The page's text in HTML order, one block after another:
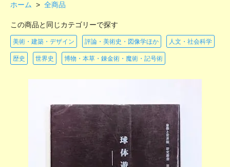
ホーム > 全商品
この商品と同じカテゴリーで探す
美術・建築・デザイン 評論・美術史・図像学ほか 人文・社会科学
歴史 世界史 博物・本草・錬金術・魔術・記号術